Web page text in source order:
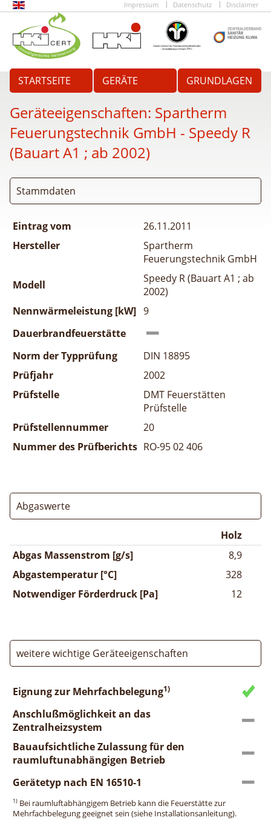
Impressum Datenschutz Disclaimer
STARTSEITE GERÄTE GRUNDLAGEN
Geräteeigenschaften: Spartherm
Feuerungstechnik GmbH - Speedy R
(Bauart A1 ; ab 2002)
Stammdaten
Eintrag vom
26.11.2011
Hersteller
Spartherm
Feuerungstechnik GmbH
Modell
Speedy R (Bauart A1 ; ab
2002)
Nennwärmeleistung [kW] 9
Dauerbrandfeuerstätte
Norm der Typprüfung
DIN 18895
Prüfjahr
2002
Prüfstelle
DMT Feuerstätten
Prüfstelle
Prüfstellennummer
20
Nummer des Prüfberichts RO-95 02 406
Abgaswerte
Holz
Abgas Massenstrom [g/s]
8,9
Abgastemperatur [°C]
328
Notwendiger Förderdruck [Pa]
12
weitere wichtige Geräteeigenschaften
Eignung zur Mehrfachbelegung1)
Anschlußmöglichkeit an das
Zentralheizsystem
Bauaufsichtliche Zulassung für den
raumluftunabhängigen Betrieb
Gerätetyp nach EN 16510-1
1) Bei raumluftabhängigem Betrieb kann die Feuerstätte zur
Mehrfachbelegung geeignet sein (siehe Installationsanleitung).